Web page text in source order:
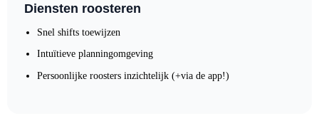
Diensten roosteren
Snel shifts toewijzen
Intuïtieve planningomgeving
Persoonlijke roosters inzichtelijk (+via de app!)